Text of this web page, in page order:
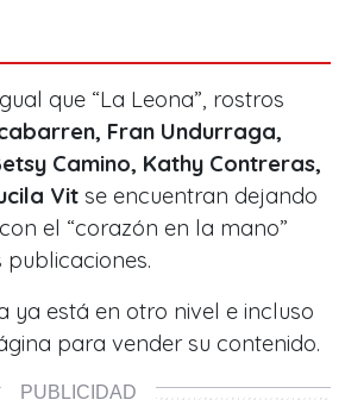
que “La Leona”, rostros
Fran Undurraga,
Camino, Kathy Contreras,
Vit se encuentran dejando
el “corazón en la mano”
publicaciones.
ya está en otro nivel e incluso
para vender su contenido.